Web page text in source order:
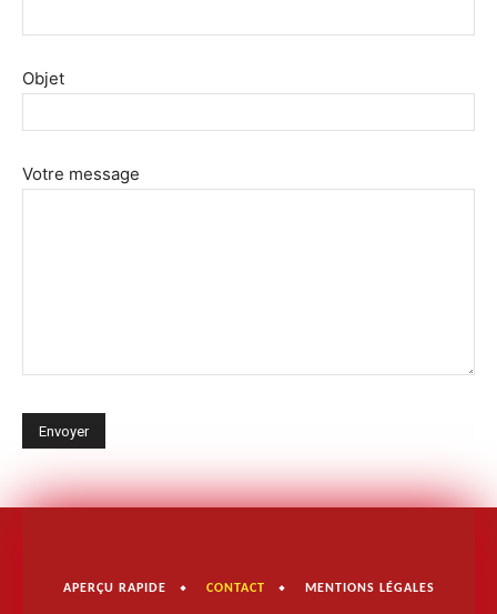
Objet
Votre message
APERÇU RAPIDE CONTACT MENTIONS LÉGALES